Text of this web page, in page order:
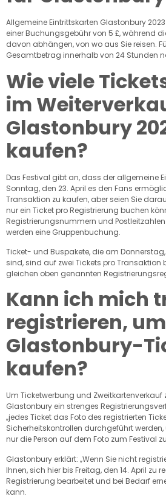
Allgemeine Eintrittskarten Glastonbury
einer Buchungsgebühr von 5 £, während
davon abhängen, von wo aus Sie reisen.
Gesamtbetrag innerhalb von 24 Stunden
Wie viele
im
Glastonbury
kaufen?
Das Festival gibt an, dass der allgemeine
Sonntag, den 23. April es den Fans
Transaktion zu kaufen, aber seien Sie
nur ein Ticket pro Registrierung buchen
Registrierungsnummern und
werden eine Gruppenbuchung.
Ticket- und Buspakete, die am
sind, sind auf zwei Tickets pro Transaktion
gleichen oben genannten
Kann ich mich
registrieren, um
Glastonbury-
kaufen?
Um Ticketwerbung und Zweitkartenverkauf
Glastonbury ein strenges
„jedes Ticket das Foto des registrierten
Sicherheitskontrollen durchgeführt
nur die Person auf dem Foto zum Festival
Glastonbury erklärt: „Wenn Sie nicht
Ihnen, sich hier bis Freitag, den 14. April zu
Registrierung bearbeitet und bei Bedarf
kann.